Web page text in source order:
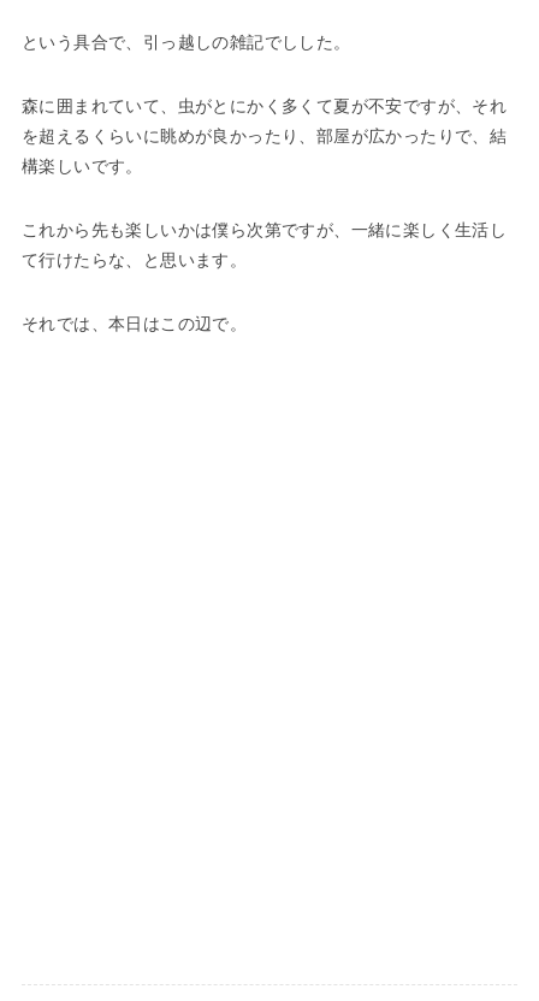
という具合で、引っ越しの雑記でしした。
森に囲まれていて、虫がとにかく多くて夏が不安ですが、それ
を超えるくらいに眺めが良かったり、部屋が広かったりで、結
構楽しいです。
これから先も楽しいかは僕ら次第ですが、一緒に楽しく生活し
て行けたらな、と思います。
それでは、本日はこの辺で。